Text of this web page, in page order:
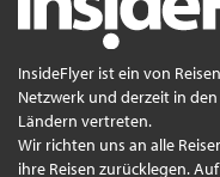
InsideFlyer ist ein von
Netzwerk und derzeit in
Ländern vertreten.
Wir richten uns an alle
ihre Reisen zurücklegen.